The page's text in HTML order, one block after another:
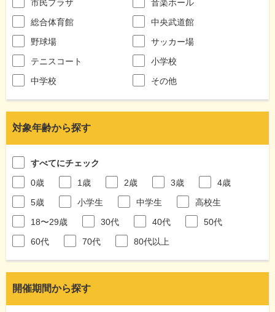
市民プラザ
音楽ホール
総合体育館
中央武道館
野球場
サッカー場
テニスコート
小学校
中学校
その他
対象年齢から探す
すべてにチェック
0歳
1歳 2歳 3歳
4歳
5歳
小学生 中学生
高校生
18〜29歳
30代 40代
50代
60代
70代 80代以上
開催期間から探す